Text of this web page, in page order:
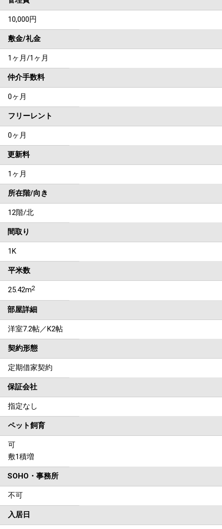
10,000円
敷金/礼金
1ヶ月/1ヶ月
仲介手数料
0ヶ月
フリーレント
0ヶ月
更新料
1ヶ月
所在階/向き
12階/北
間取り
1K
平米数
25.42m2
部屋詳細
洋室7.2帖／K2帖
契約形態
定期借家契約
保証会社
指定なし
ペット飼育
可
敷1積増
SOHO・事務所
不可
入居日